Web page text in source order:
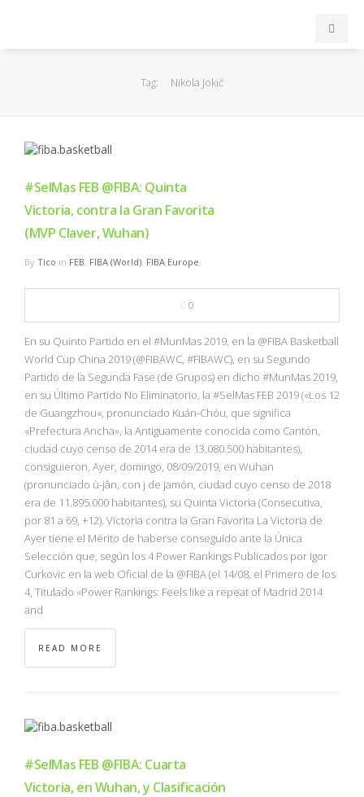
EuroLeague
FIBA
OTROS
NBA
MULTIMEDIA
Tag: Nikola Jokić
#SelMas FEB @FIBA: Quinta
Victoria, contra la Gran Favorita
(MVP Claver, Wuhan)
By Tico in FEB, FIBA (World), FIBA Europe
0
En su Quinto Partido en el #MunMas 2019, en la @FIBA Basketball
World Cup China 2019 (@FIBAWC, #FIBAWC), en su Segundo
Partido de la Segunda Fase (de Grupos) en dicho #MunMas 2019,
en su Último Partido No Eliminatorio, la #SelMas FEB 2019 («Los 12
de Guangzhou«, pronunciado Kuán-Chóu, que significa
«Prefectura Ancha», la Antiguamente conocida como Cantón,
ciudad cuyo censo de 2014 era de 13.080.500 habitantes),
consiguieron, Ayer, domingo, 08/09/2019, en Wuhan
(pronunciado ù-jân, con j de jamón, ciudad cuyo censo de 2018
era de 11.895.000 habitantes), su Quinta Victoria (Consecutiva,
por 81 a 69, +12). Victoria contra la Gran Favorita La Victoria de
Ayer tiene el Mérito de haberse conseguido ante la Única
Selección que, según los 4 Power Rankings Publicados por Igor
Curkovic en la web Oficial de la @FIBA (el 14/08, el Primero de los
4, Titulado «Power Rankings: Feels like a repeat of Madrid 2014
and
READ MORE
#SelMas FEB @FIBA: Cuarta
Victoria, en Wuhan, y Clasificación